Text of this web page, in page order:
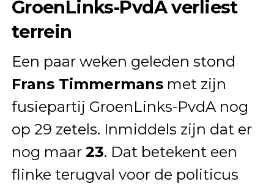
GroenLinks-PvdA verliest
terrein
Een paar weken geleden stond
Frans Timmermansmet zijn
fusiepartij GroenLinks-PvdA nog
op 29 zetels. Inmiddels zijn dat er
nog maar 23. Dat betekent een
flinke terugval voor de politicus